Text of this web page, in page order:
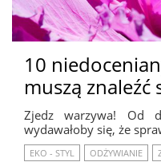
10
muszą
Zjedz warzywa! Od
wydawałoby się, że
EKO - STYL ODŻYWIANIE